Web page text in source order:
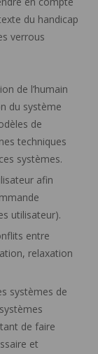
du handicap
verrous
de l’humain
du système
de
techniques
systèmes.
afin
utilisateur).
entre
relaxation
systèmes de
de faire
et